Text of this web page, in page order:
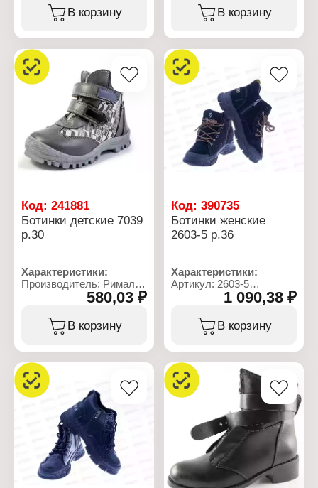
Тип товара: Обувь
Вид обуви: Ботинки
Размер: 36 р-р
Материал верха: ПВХ
Конструкция: с
войлочным чулком
Высота голенища: 18 см
В корзину
Тип товара: Обувь
Вид обуви: Ботинки
Размер: 37 р-р
Материал верха: ПВХ
Конструкция: с
войлочным чулком
Высота голенища: 18 см
В корзину
Код: 241881
Ботинки детские 7039
р.30
Характеристики:
Производитель: Римал
Артикул: 7039
Вид: Ботинки
Назначение: детские
полноты: есть
Сезон: демисезон
Подошва: ТЭП
Материал подкладки:
Материал: экокожа
580,03 ₽
В корзину
Код:390735
Ботинки женские
2603-5 р.36
Характеристики:
Артикул: 2603-5
Тип товара: Обувь
Назначение: женские
Размер: 36 р.
искуственный мех
1 090,38 ₽
В корзину